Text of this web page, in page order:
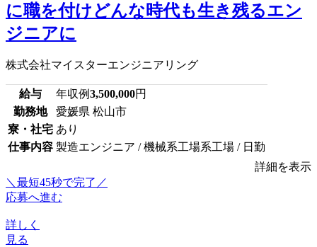
に職を付けどんな時代も生き残るエン
ジニアに
株式会社マイスターエンジニアリング
給与 年収例3,500,000円
勤務地
愛媛県 松山市
寮・社宅 あり
仕事内容 製造エンジニア / 機械系工場系工場 / 日勤
詳細を表示
＼最短45秒で完了／
応募へ進む
詳しく
見る